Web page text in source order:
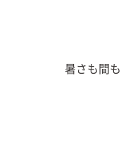
暑さも間